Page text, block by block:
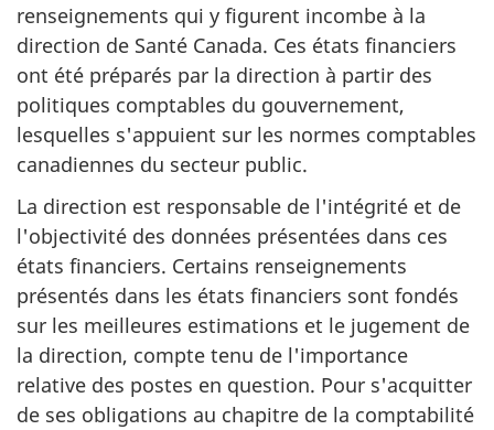
renseignements qui y figurent incombe à la
direction de Santé Canada. Ces états financiers
ont été préparés par la direction à partir des
politiques comptables du gouvernement,
lesquelles s'appuient sur les normes comptables
canadiennes du secteur public.
La direction est responsable de l'intégrité et de
l'objectivité des données présentées dans ces
états financiers. Certains renseignements
présentés dans les états financiers sont fondés
sur les meilleures estimations et le jugement de
la direction, compte tenu de l'importance
relative des postes en question. Pour s'acquitter
de ses obligations au chapitre de la comptabilité